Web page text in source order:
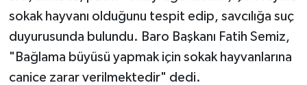
sokak hayvanı olduğunu tespit edip, savcılığa suç
duyurusunda bulundu. Baro Başkanı Fatih Semiz,
"Bağlama büyüsü yapmak için sokak hayvanlarına
canice zarar verilmektedir" dedi.
Sosyal medya
Spor